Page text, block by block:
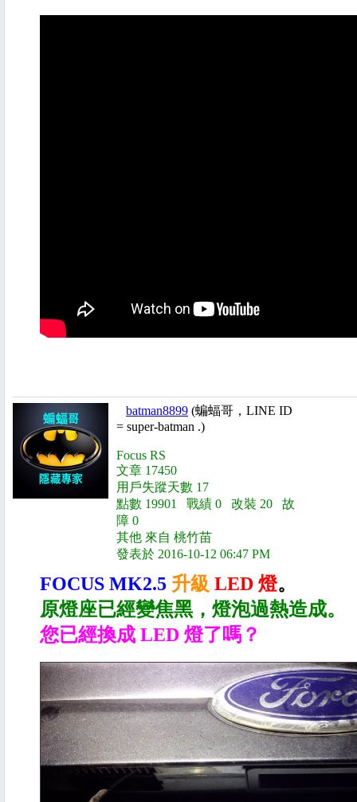
batman8899 (蝙蝠哥，LINE ID
= super-batman .)
Focus RS
文章 17450
用戶失蹤天數 17
點數 19901 戰績 0 改裝 20 故
障 0
其他 來自 桃竹苗
發表於 2016-10-12 06:47 PM
FOCUS MK2.5 升級 LED 燈。
原燈座已經變焦黑，燈泡過熱造成。
您已經換成 LED 燈了嗎？